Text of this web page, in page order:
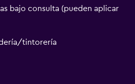
bajo consulta (pueden aplicar
tintorería